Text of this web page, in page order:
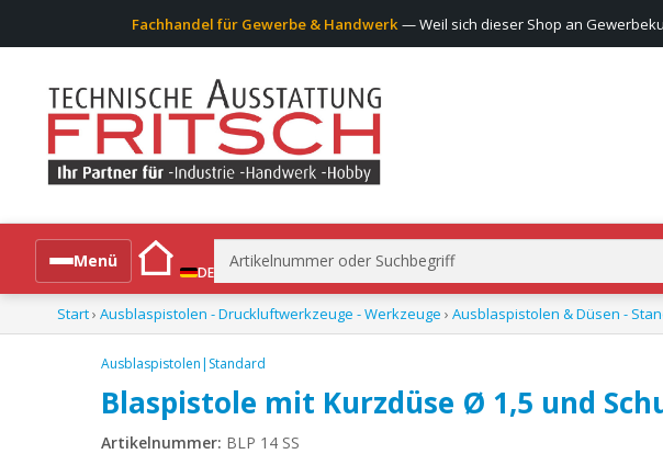
Fachhandel für Gewerbe & Handwerk — Weil sich dieser Shop an
Menü
DE
Suchen
nach:
Alle Produkte
Start› Ausblaspistolen - Druckluftwerkzeuge - Werkzeuge › Ausblaspistolen & Düsen -
Ausblaspistolen|Standard
Blaspistole mit Kurzdüse Ø 1,5 und
Artikelnummer: BLP 14 SS